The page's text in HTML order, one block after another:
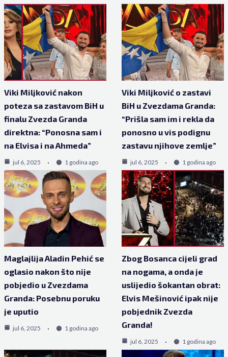
Viki Miljković nakon
poteza sa zastavom BiH u
finalu Zvezda Granda
direktna: “Ponosna sam i
na Elvisa i na Ahmeda”
jul 6, 2025 1 godina ago
Viki Miljković o zastavi
BiH u Zvezdama Granda:
“Prišla sam im i rekla da
ponosno u vis podignu
zastavu njihove zemlje”
jul 6, 2025 1 godina ago
Maglajlija Aladin Pehić se
oglasio nakon što nije
pobjedio u Zvezdama
Granda: Posebnu poruku
je uputio
jul 6, 2025 1 godina ago
Zbog Bosanca cijeli grad
na nogama, a onda je
uslijedio šokantan obrat:
Elvis Mešinović ipak nije
pobjednik Zvezda
Granda!
jul 6, 2025 1 godina ago